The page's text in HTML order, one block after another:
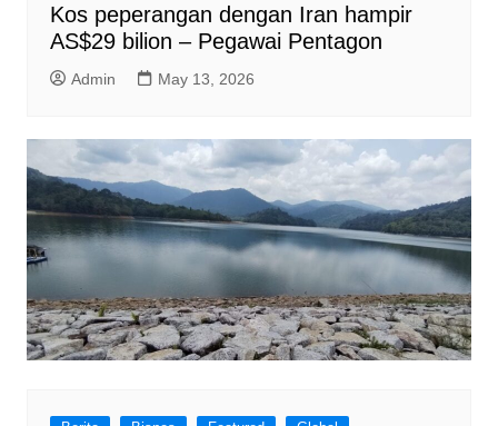
Kos peperangan dengan Iran hampir
AS$29 bilion – Pegawai Pentagon
Admin May 13, 2026